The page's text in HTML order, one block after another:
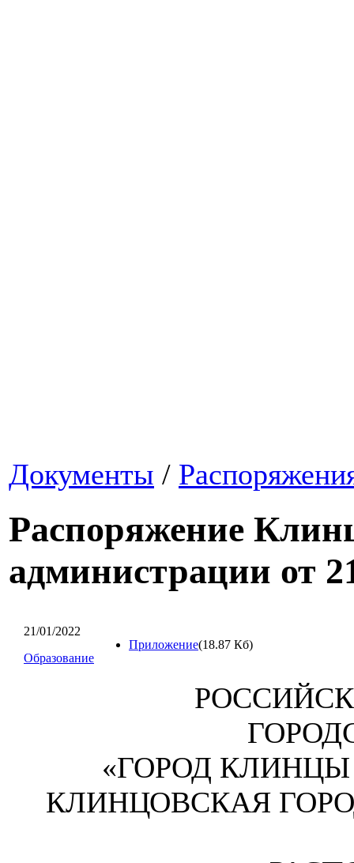
Документы /
Распоряжение
администрации от
21/01/2022
Образование
Приложение(18.87 Кб)
«ГОРОД
КЛИНЦОВСКАЯ